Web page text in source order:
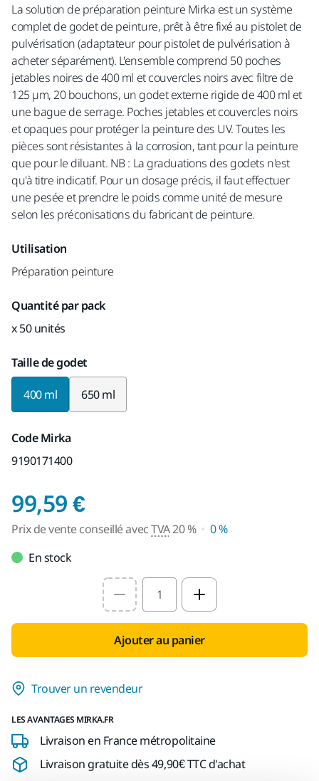
La solution de préparation peinture Mirka est un système
complet de godet de peinture, prêt à être fixé au pistolet de
pulvérisation (adaptateur pour pistolet de pulvérisation à
acheter séparément). L'ensemble comprend 50 poches
jetables noires de 400 ml et couvercles noirs avec filtre de
125 µm, 20 bouchons, un godet externe rigide de 400 ml et
une bague de serrage. Poches jetables et couvercles noirs
et opaques pour protéger la peinture des UV. Toutes les
pièces sont résistantes à la corrosion, tant pour la peinture
que pour le diluant. NB : La graduations des godets n'est
qu'à titre indicatif. Pour un dosage précis, il faut effectuer
une pesée et prendre le poids comme unité de mesure
selon les préconisations du fabricant de peinture.
Utilisation
Préparation peinture
Quantité par pack
x 50 unités
Taille de godet
400 ml 650 ml
Code Mirka
9190171400
99,59 €Prix de vente
Prix de vente conseillé avecTVA20 %
0 %
En stock
Select quantity value
Ajouter au panier
Trouver un revendeur
LES AVANTAGES MIRKA.FR
Livraison en France métropolitaine
Livraison gratuite dès 49,90€ TTC d'achat